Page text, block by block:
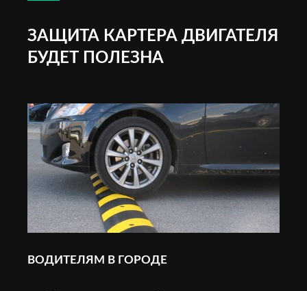
ЗАЩИТА КАРТЕРА ДВИГАТЕЛЯ
БУДЕТ ПОЛЕЗНА
ВОДИТЕЛЯМ В ГОРОДЕ